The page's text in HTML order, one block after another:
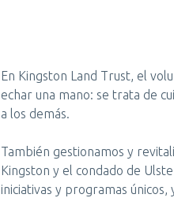
En Kingston Land Trust, el
echar una mano: se trata de
a los demás.
También gestionamos y
Kingston y el condado de
iniciativas y programas únicos,